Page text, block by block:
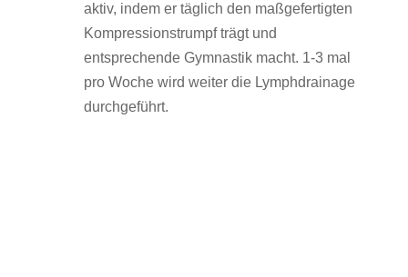
aktiv, indem er täglich den maßgefertigten
Kompressionstrumpf trägt und
entsprechende Gymnastik macht. 1-3 mal
pro Woche wird weiter die Lymphdrainage
durchgeführt.